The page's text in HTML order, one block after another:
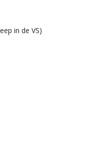
in de VS)